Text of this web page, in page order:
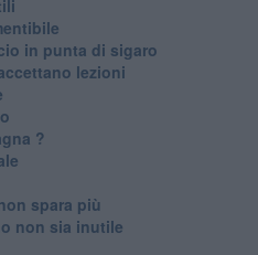
in punta di sigaro
lezioni
?
spara più
non sia inutile